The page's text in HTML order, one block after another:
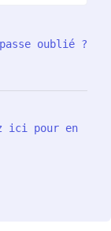
oublié ?
ici pour en